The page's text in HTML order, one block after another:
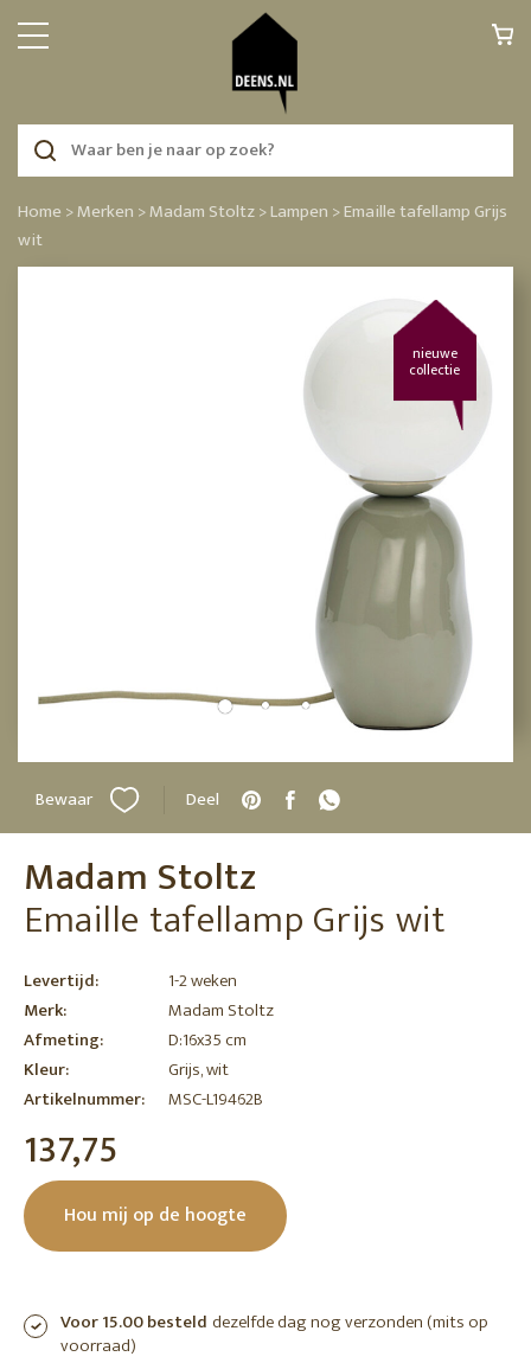
Home >Merken >Madam Stoltz >Lampen >Emaille tafellamp Grijs
wit
nieuwe
collectie
Bewaar Deel
Madam Stoltz
Emaille tafellamp Grijs wit
Levertijd:
1-2 weken
Merk:
Madam Stoltz
Afmeting:
D:16x35 cm
Kleur:
Grijs, wit
Artikelnummer:
MSC-L19462B
137,75
Hou mij op de hoogte
Voor 15.00 besteld dezelfde dag nog verzonden (mits op
voorraad)